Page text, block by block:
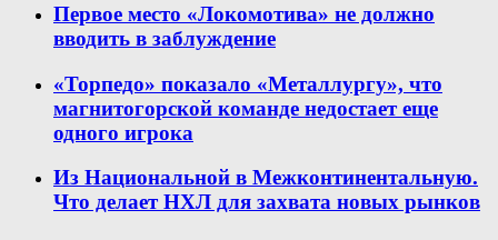
Первое место «Локомотива» не должно
вводить в заблуждение
«Торпедо» показало «Металлургу», что
магнитогорской команде недостает еще
одного игрока
Из Национальной в Межконтинентальную.
Что делает НХЛ для захвата новых рынков